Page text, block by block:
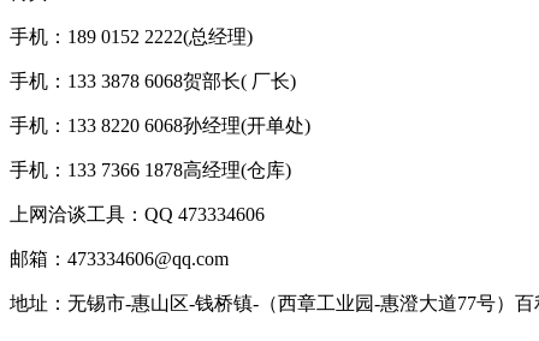
手机：189 0152 2222(总经理)
手机：133 3878 6068贺部长( 厂长)
手机：133 8220 6068孙经理(开单处)
手机：133 7366 1878高经理(仓库)
上网洽谈工具：QQ 473334606
邮箱：473334606@qq.com
地址：无锡市-惠山区-钱桥镇-（西章工业园-惠澄大道77号）